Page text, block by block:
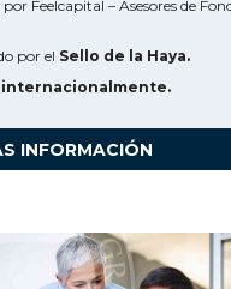
Feelcapital – Asesores de
por el Sello de la Haya.
INFORMACIÓN